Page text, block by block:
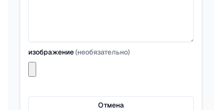
изображение(необязательно)
Отмена